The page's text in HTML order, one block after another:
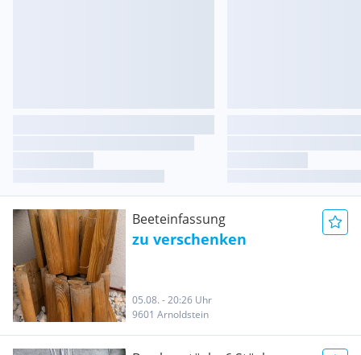
Beeteinfassung
zu verschenken
05.08. - 20:26 Uhr
9601 Arnoldstein